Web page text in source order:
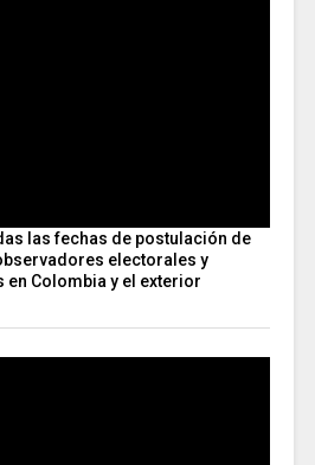
las fechas de postulación de
electorales y
Colombia y el exterior